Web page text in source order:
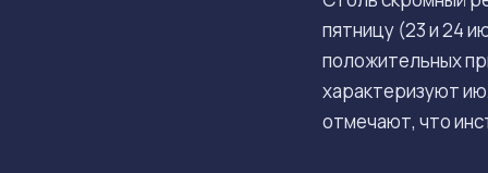
пятницу (23 и 24
положительных
характеризуют
отмечают, что